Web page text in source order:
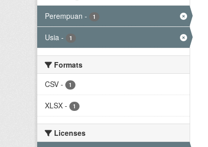
Perempuan - 1
Usia - 1
Formats
CSV - 1
XLSX - 1
Licenses